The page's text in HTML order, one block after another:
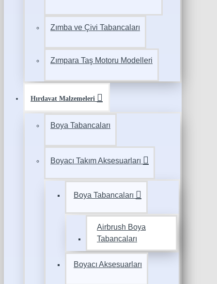
Zımba ve Çivi Tabancaları
Zımpara Taş Motoru Modelleri
Hırdavat Malzemeleri
Boya Tabancaları
Boyacı Takım Aksesuarları
Boya Tabancaları
Airbrush Boya
Tabancaları
Boyacı Aksesuarları